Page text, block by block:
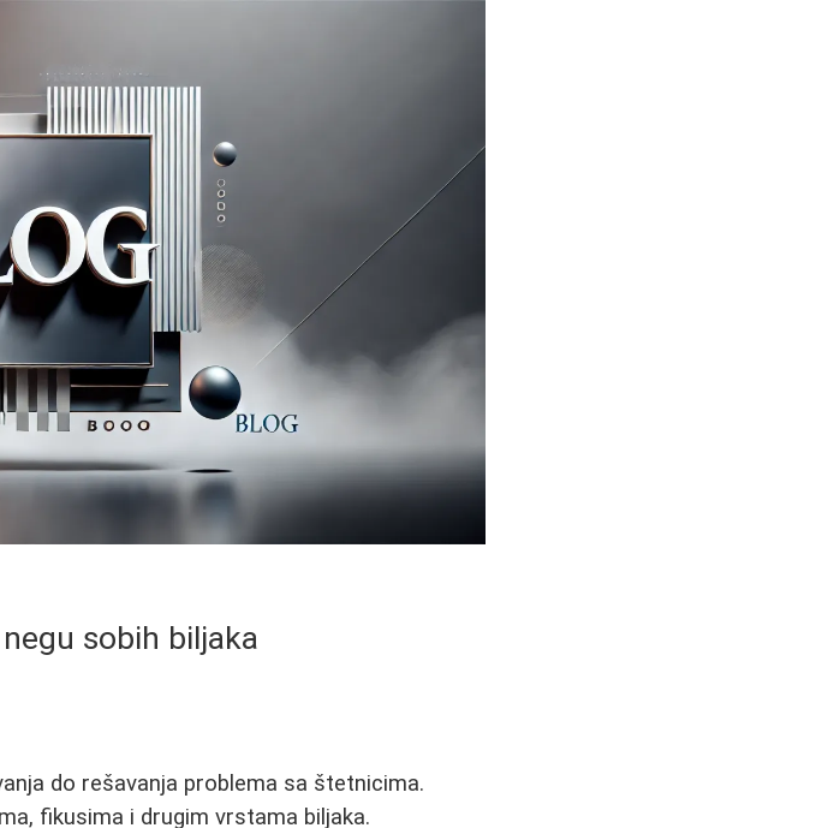
sobih biljaka
do rešavanja problema sa štetnicima.
fikusima i drugim vrstama biljaka.